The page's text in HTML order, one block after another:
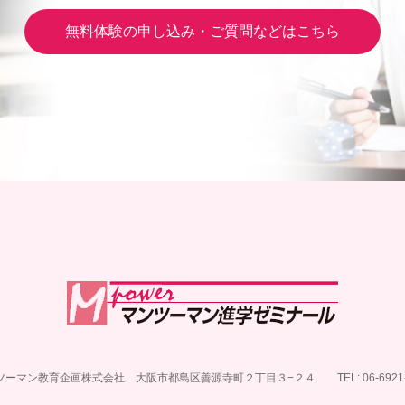
無料体験の申し込み・ご質問などはこちら
ーマン教育企画株式会社 大阪市都島区善源寺町２丁目３−２４ TEL: 06-